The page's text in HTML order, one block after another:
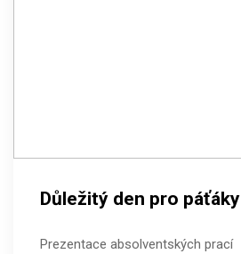
Důležitý den pro páťáky
Prezentace absolventských prací